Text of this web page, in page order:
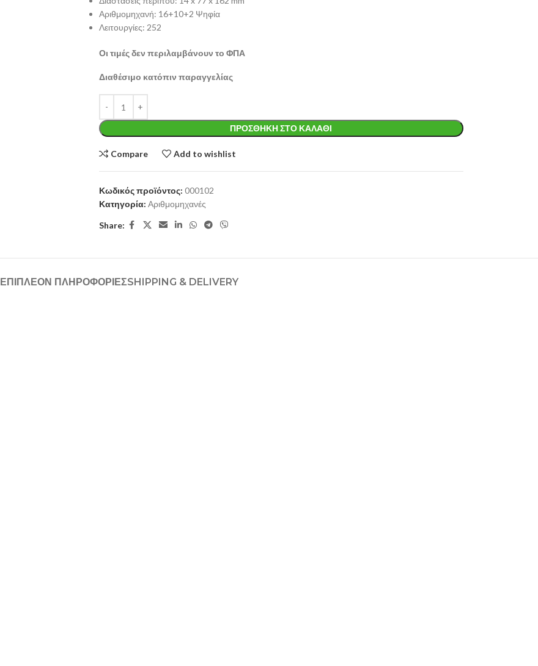
Αριθμομηχανή: 16+10+2 Ψηφία
Λειτουργίες: 252
Οι τιμές δεν περιλαμβάνουν το ΦΠΑ
Διαθέσιμο κατόπιν παραγγελίας
ΠΡΟΣΘΉΚΗ ΣΤΟ ΚΑΛΆΘΙ
Compare Add to wishlist
Κωδικός προϊόντος: 000102
Κατηγορία: Αριθμομηχανές
Share:
ΕΠΙΠΛΈΟΝ ΠΛΗΡΟΦΟΡΊΕΣSHIPPING & DELIVERY